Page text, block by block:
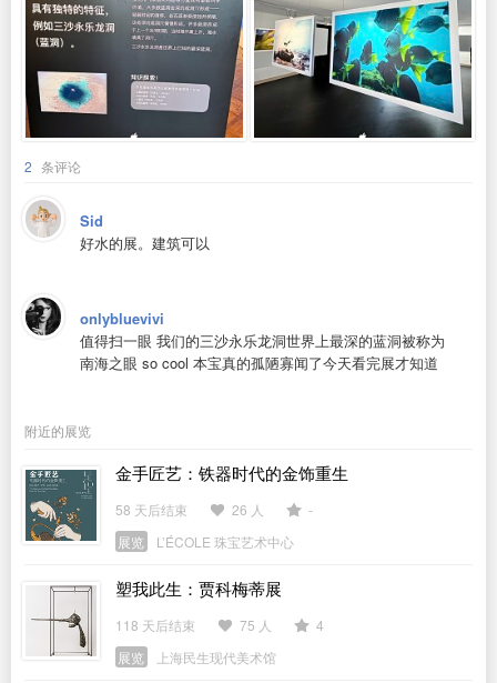
2 条评论
Sid
好水的展。建筑可以
onlybluevivi
值得扫一眼 我们的三沙永乐龙洞世界上最深的蓝洞被称为
南海之眼 so cool 本宝真的孤陋寡闻了今天看完展才知道
附近的展览
金手匠艺：铁器时代的金饰重生
58 天后结束 26 人
-
展览
L’ÉCOLE 珠宝艺术中心
塑我此生：贾科梅蒂展
118 天后结束 75 人
4
展览
上海民生现代美术馆